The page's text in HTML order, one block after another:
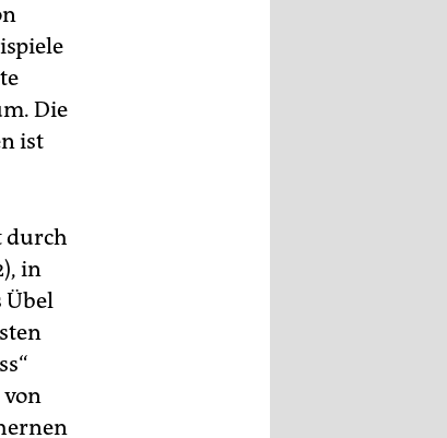
Die
ist
durch
in
Übel
von